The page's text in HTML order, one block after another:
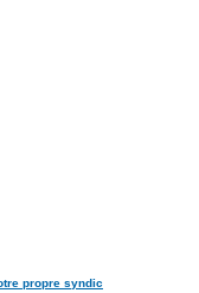
propre syndic